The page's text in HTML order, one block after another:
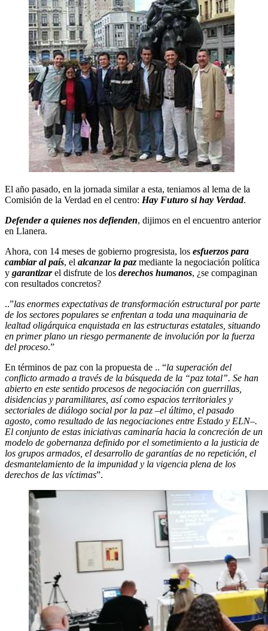
El año pasado, en la jornada similar a esta, teniamos al lema de la
Comisión de la Verdad en el centro: Hay Futuro si hay Verdad.
Defender a quienes nos defienden, dijimos en el encuentro anterior
en Llanera.
Ahora, con 14 meses de gobierno progresista, los esfuerzos para
cambiar al país, el alcanzar la paz mediante la negociación política
y garantizarel disfrute de los derechos humanos, ¿se compaginan
con resultados concretos?
..”las enormes expectativas de transformación estructural por parte
de los sectores populares se enfrentan a toda una maquinaria de
lealtad oligárquica enquistada en las estructuras estatales, situando
en primer plano un riesgo permanente de involución por la fuerza
del proceso.”
En términos de paz con la propuesta de .. “la superación del
conflicto armado a través de la búsqueda de la “paz total”. Se han
abierto en este sentido procesos de negociación con guerrillas,
disidencias y paramilitares, así como espacios territoriales y
sectoriales de diálogo social por la paz –el último, el pasado
agosto, como resultado de las negociaciones entre Estado y ELN–.
El conjunto de estas iniciativas caminaría hacia la concreción de un
modelo de gobernanza definido por el sometimiento a la justicia de
los grupos armados, el desarrollo de garantías de no repetición, el
desmantelamiento de la impunidad y la vigencia plena de los
derechos de las víctimas”.